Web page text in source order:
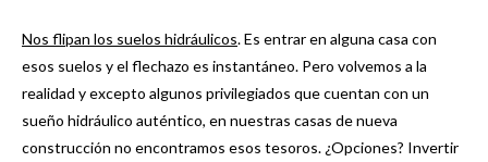
Nos flipan los suelos hidráulicos. Es entrar en alguna casa con
esos suelos y el flechazo es instantáneo. Pero volvemos a la
realidad y excepto algunos privilegiados que cuentan con un
sueño hidráulico auténtico, en nuestras casas de nueva
construcción no encontramos esos tesoros. ¿Opciones? Invertir